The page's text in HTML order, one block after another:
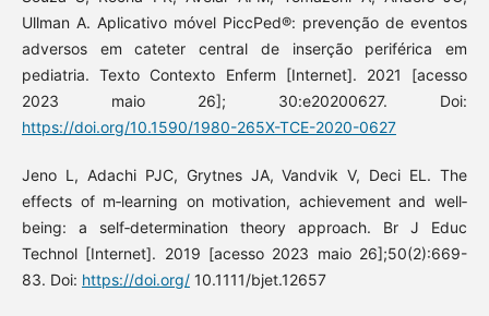
Ullman A. Aplicativo móvel PiccPed®: prevenção de eventos
adversos em cateter central de inserção periférica em
pediatria. Texto Contexto Enferm [Internet]. 2021 [acesso
2023 maio 26]; 30:e20200627. Doi:
https://doi.org/10.1590/1980-265X-TCE-2020-0627
Jeno L, Adachi PJC, Grytnes JA, Vandvik V, Deci EL. The
effects of m‐learning on motivation, achievement and well‐
being: a self‐determination theory approach. Br J Educ
Technol [Internet]. 2019 [acesso 2023 maio 26];50(2):669-
83. Doi: https://doi.org/10.1111/bjet.12657